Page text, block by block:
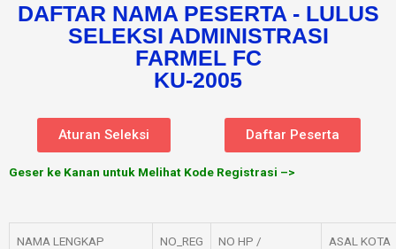
DAFTAR NAMA PESERTA - LULUS
SELEKSI ADMINISTRASI
FARMEL FC
KU-2005
Aturan Seleksi Daftar Peserta
Geser ke Kanan untuk Melihat Kode Registrasi –>
NAMA LENGKAP NO_REG
NO HP /
ASAL KOTA